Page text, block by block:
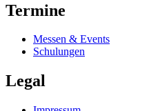
Termine
Messen & Events
Schulungen
Legal